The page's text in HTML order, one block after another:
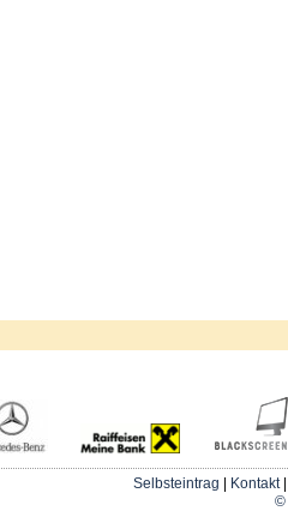
Selbsteintrag Kontakt
©